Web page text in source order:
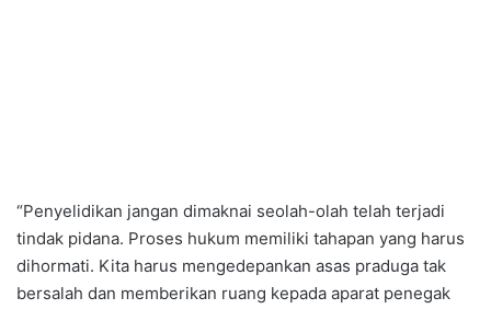
“Penyelidikan jangan dimaknai seolah-olah telah terjadi
tindak pidana. Proses hukum memiliki tahapan yang harus
dihormati. Kita harus mengedepankan asas praduga tak
bersalah dan memberikan ruang kepada aparat penegak